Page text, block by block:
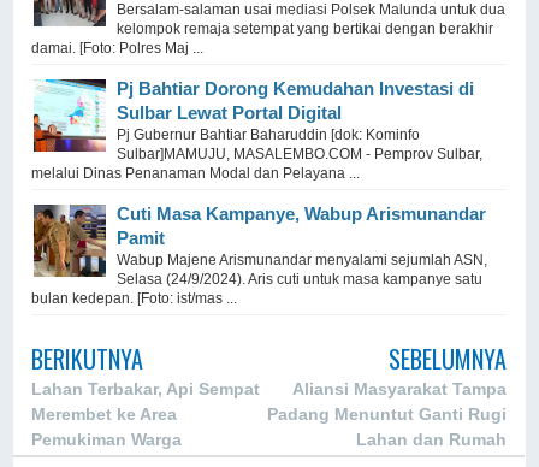
Bersalam-salaman usai mediasi Polsek Malunda untuk dua
kelompok remaja setempat yang bertikai dengan berakhir
damai. [Foto: Polres Maj ...
Pj Bahtiar Dorong Kemudahan Investasi di
Sulbar Lewat Portal Digital
Pj Gubernur Bahtiar Baharuddin [dok: Kominfo
Sulbar]MAMUJU, MASALEMBO.COM - Pemprov Sulbar,
melalui Dinas Penanaman Modal dan Pelayana ...
Cuti Masa Kampanye, Wabup Arismunandar
Pamit
Wabup Majene Arismunandar menyalami sejumlah ASN,
Selasa (24/9/2024). Aris cuti untuk masa kampanye satu
bulan kedepan. [Foto: ist/mas ...
BERIKUTNYA
Lahan Terbakar, Api Sempat
Merembet ke Area
Pemukiman Warga
SEBELUMNYA
Aliansi Masyarakat Tampa
Padang Menuntut Ganti Rugi
Lahan dan Rumah